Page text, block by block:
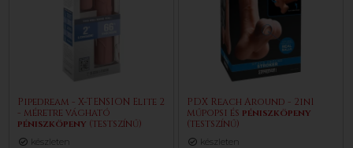
Pipedream - X-TENSION Elite 2
- méretre vágható
péniszköpeny (testszínű)
készleten
PDX Reach Around - 2in1
műpopsi és péniszköpeny
(testszínű)
készleten